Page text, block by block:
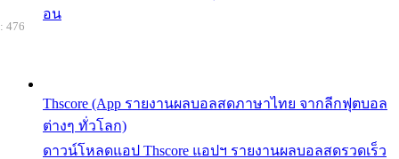
อน
Thscore (App รายงานผลบอลสดภาษาไทย จากลีกฟุตบอล
ต่างๆ ทั่วโลก)
ดาวน์โหลดแอป Thscore แอปฯ รายงานผลบอลสดรวดเร็ว
476